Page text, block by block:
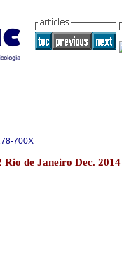
700X
Rio de Janeiro Dec. 2014